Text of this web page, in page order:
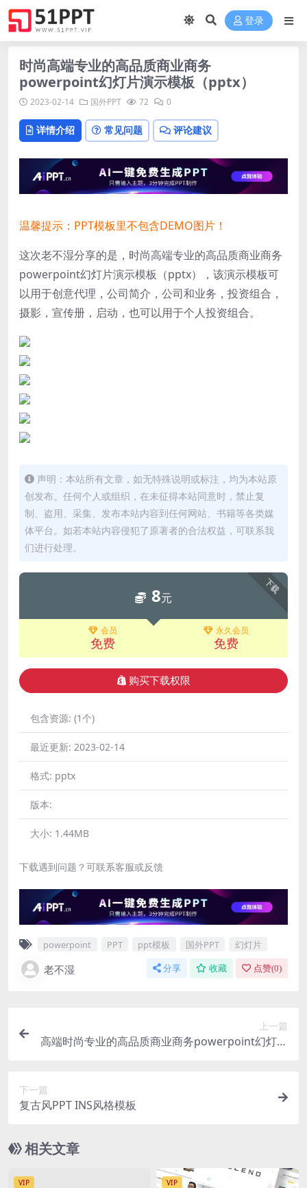
登录
时尚高端专业的高品质商业商务
powerpoint幻灯片演示模板（pptx）
2023-02-14 国外PPT 72 0
详情介绍 常见问题 评论建议
温馨提示：PPT模板里不包含DEMO图片！
这次老不湿分享的是，时尚高端专业的高品质商业商务
powerpoint幻灯片演示模板（pptx），该演示模板可
以用于创意代理，公司简介，公司和业务，投资组合，
摄影，宣传册，启动，也可以用于个人投资组合。
声明：本站所有文章，如无特殊说明或标注，均为本站原
创发布。任何个人或组织，在未征得本站同意时，禁止复
制、盗用、采集、发布本站内容到任何网站、书籍等各类媒
体平台。如若本站内容侵犯了原著者的合法权益，可联系我
们进行处理。
下载
8元
会员
免费
永久会员
免费
购买下载权限
包含资源: (1个)
最近更新: 2023-02-14
格式: pptx
版本:
大小: 1.44MB
下载遇到问题？可联系客服或反馈
powerpoint PPT ppt模板 国外PPT 幻灯片
老不湿 分享 收藏 点赞(0)
上一篇
高端时尚专业的高品质商业商务powerpoint幻灯片
下一篇
复古风PPT INS风格模板
相关文章
VIP VIP